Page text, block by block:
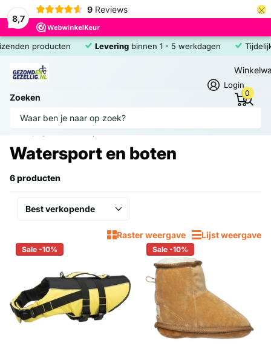
8,7
9 Reviews ×
producten Leveringbinnen 1 - 5 werkdagen Tijdelijk
Zoeken
Login
0
Watersport en boten
6 producten
Raster weergave Lijst weergave
Sale -10% Sale -10%